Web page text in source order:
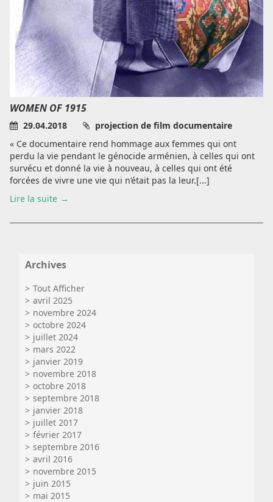
WOMEN OF 1915
29.04.2018
projection de film documentaire
« Ce documentaire rend hommage aux femmes qui ont
perdu la vie pendant le génocide arménien, à celles qui ont
survécu et donné la vie à nouveau, à celles qui ont été
forcées de vivre une vie qui n’était pas la leur.[...]
Lire la suite
Archives
Tout Afficher
avril 2025
novembre 2024
octobre 2024
juillet 2024
mars 2022
janvier 2019
novembre 2018
octobre 2018
septembre 2018
janvier 2018
juillet 2017
février 2017
septembre 2016
avril 2016
novembre 2015
juin 2015
mai 2015